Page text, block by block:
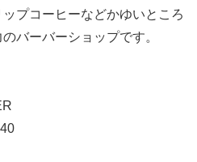
プコーヒーなどかゆいところ
バーバーショップです。